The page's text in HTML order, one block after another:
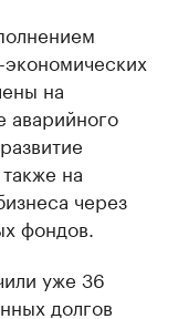
на
на
через
фондов.
уже 36
долгов